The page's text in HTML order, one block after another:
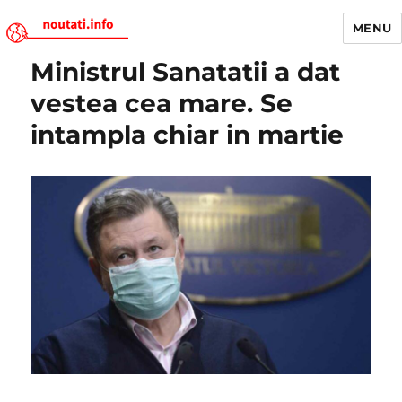
Noutati.Info
MENU
Ministrul Sanatatii a dat
vestea cea mare. Se
intampla chiar in martie